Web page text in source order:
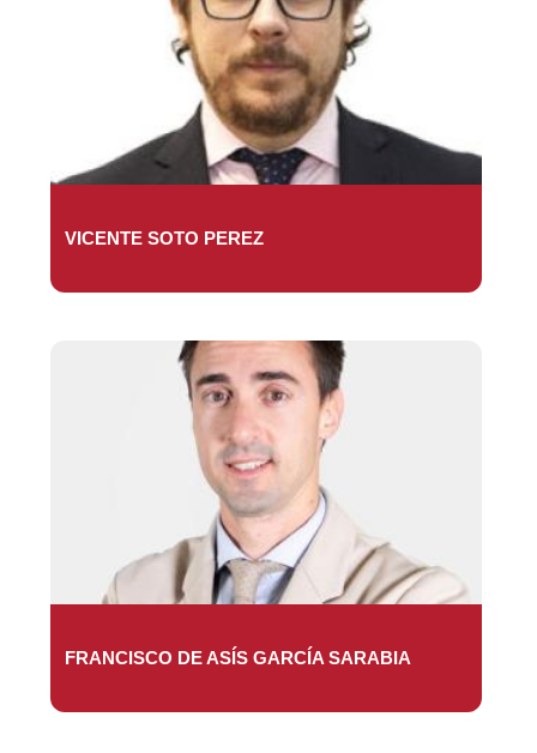
VICENTE SOTO PEREZ
FRANCISCO DE ASÍS GARCÍA SARABIA